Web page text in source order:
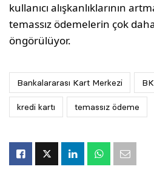
kullanıcı alışkanlıklarının
temassız ödemelerin çok
öngörülüyor.
Bankalararası Kart Merkezi
kredi kartı temassız ödeme